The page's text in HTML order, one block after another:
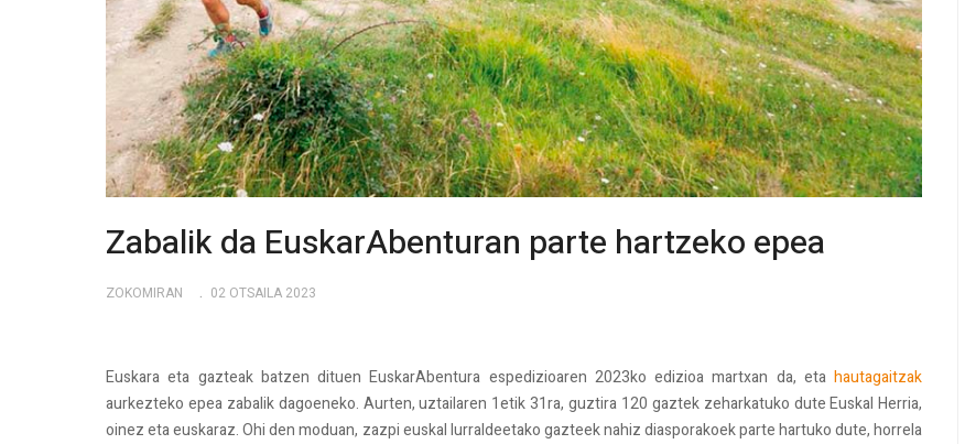
Zabalik da EuskarAbenturan parte hartzeko epea
ZOKOMIRAN 02 OTSAILA 2023
Euskara eta gazteak batzen dituen EuskarAbentura espedizioaren 2023ko edizioa martxan da, etahautagaitzak
aurkezteko epea zabalik dagoeneko. Aurten, uztailaren 1etik 31ra, guztira 120 gaztek zeharkatuko dute Euskal Herria,
oinez eta euskaraz. Ohi den moduan, zazpi euskal lurraldeetako gazteek nahiz diasporakoek parte hartuko dute, horrela